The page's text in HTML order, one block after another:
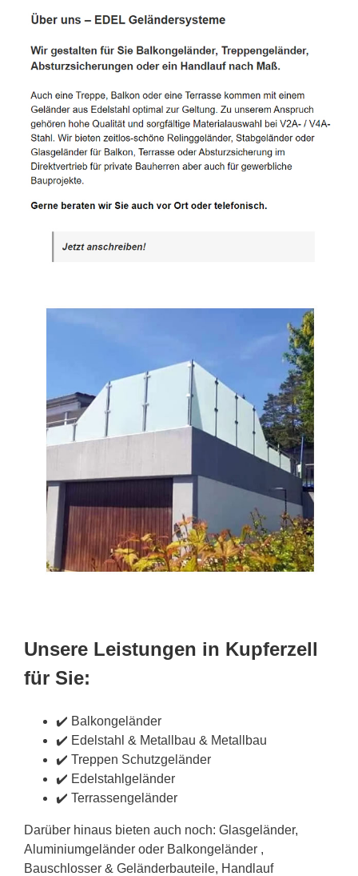
Unsere Leistungen in Kupferzell
für Sie:
✔️ Balkongeländer
✔️ Edelstahl & Metallbau & Metallbau
✔️ Treppen Schutzgeländer
✔️ Edelstahlgeländer
✔️ Terrassengeländer
Darüber hinaus bieten auch noch: Glasgeländer,
Aluminiumgeländer oder Balkongeländer ,
Bauschlosser & Geländerbauteile, Handlauf